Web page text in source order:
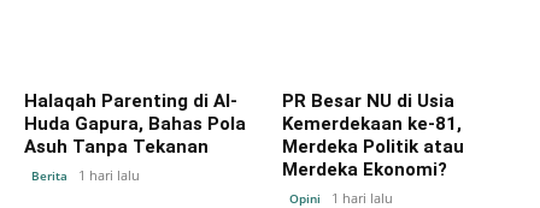
Halaqah Parenting di Al-
Huda Gapura, Bahas Pola
Asuh Tanpa Tekanan
Berita 1 hari lalu
PR Besar NU di Usia
Kemerdekaan ke-81,
Merdeka Politik atau
Merdeka Ekonomi?
Opini 1 hari lalu